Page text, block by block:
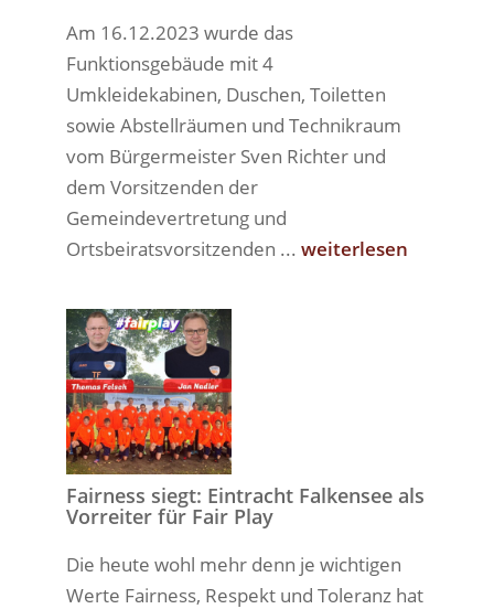
Am 16.12.2023 wurde das
Funktionsgebäude mit 4
Umkleidekabinen, Duschen, Toiletten
sowie Abstellräumen und Technikraum
vom Bürgermeister Sven Richter und
dem Vorsitzenden der
Gemeindevertretung und
Ortsbeiratsvorsitzenden ... weiterlesen
Fairness siegt: Eintracht Falkensee als
Vorreiter für Fair Play
Die heute wohl mehr denn je wichtigen
Werte Fairness, Respekt und Toleranz hat